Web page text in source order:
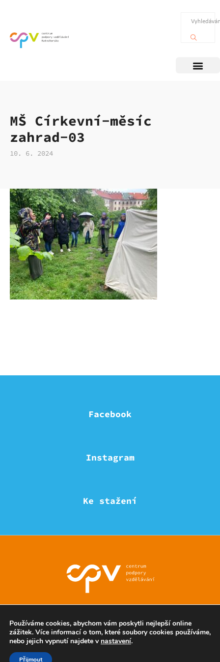
MŠ Církevní-měsíc
zahrad-03
10. 6. 2024
Facebook
Instagram
Ke stažení
Používáme cookies, abychom vám poskytli nejlepší online
zážitek. Více informací o tom, které soubory cookies používáme,
nebo jejich vypnutí najdete v nastavení.
Přijmout